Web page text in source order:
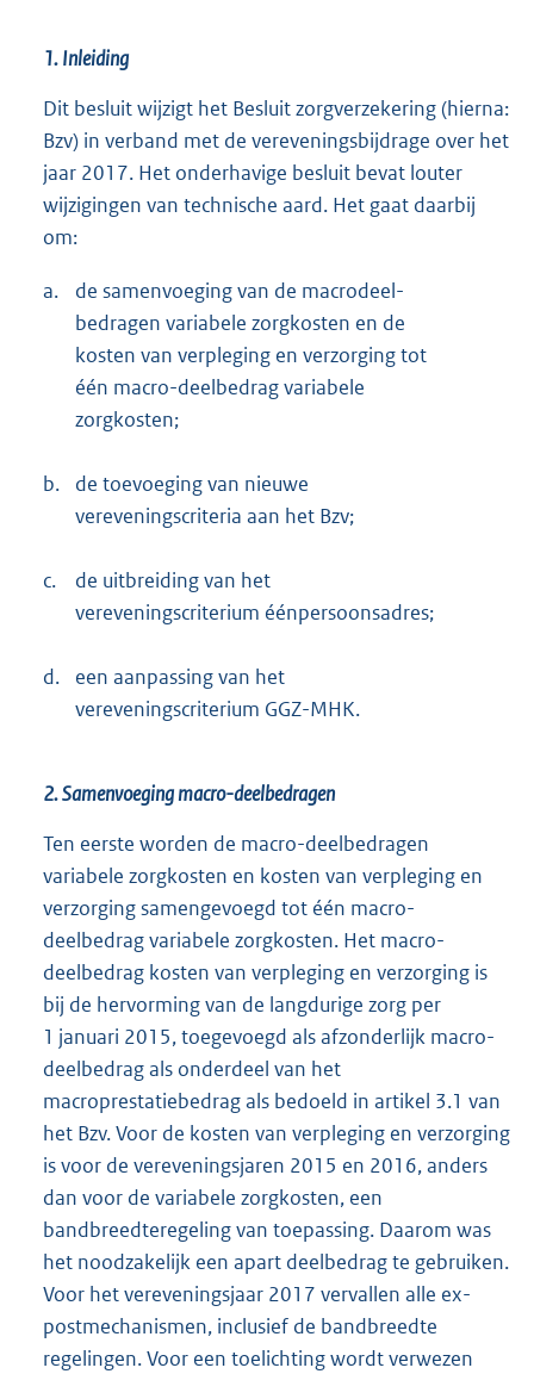
1. Inleiding
Dit besluit wijzigt het Besluit zorgverzekering (hierna:
Bzv) in verband met de vereveningsbijdrage over het
jaar 2017. Het onderhavige besluit bevat louter
wijzigingen van technische aard. Het gaat daarbij
om:
a.
de samenvoeging van de macrodeel-
bedragen variabele zorgkosten en de
kosten van verpleging en verzorging tot
één macro-deelbedrag variabele
zorgkosten;
b.
de toevoeging van nieuwe
vereveningscriteria aan het Bzv;
c.
de uitbreiding van het
vereveningscriterium éénpersoonsadres;
d.
een aanpassing van het
vereveningscriterium GGZ-MHK.
2. Samenvoeging macro-deelbedragen
Ten eerste worden de macro-deelbedragen
variabele zorgkosten en kosten van verpleging en
verzorging samengevoegd tot één macro-
deelbedrag variabele zorgkosten. Het macro-
deelbedrag kosten van verpleging en verzorging is
bij de hervorming van de langdurige zorg per
1 januari 2015, toegevoegd als afzonderlijk macro-
deelbedrag als onderdeel van het
macroprestatiebedrag als bedoeld in artikel 3.1 van
het Bzv. Voor de kosten van verpleging en verzorging
is voor de vereveningsjaren 2015 en 2016, anders
dan voor de variabele zorgkosten, een
bandbreedteregeling van toepassing. Daarom was
het noodzakelijk een apart deelbedrag te gebruiken.
Voor het vereveningsjaar 2017 vervallen alle ex-
postmechanismen, inclusief de bandbreedte
regelingen. Voor een toelichting wordt verwezen